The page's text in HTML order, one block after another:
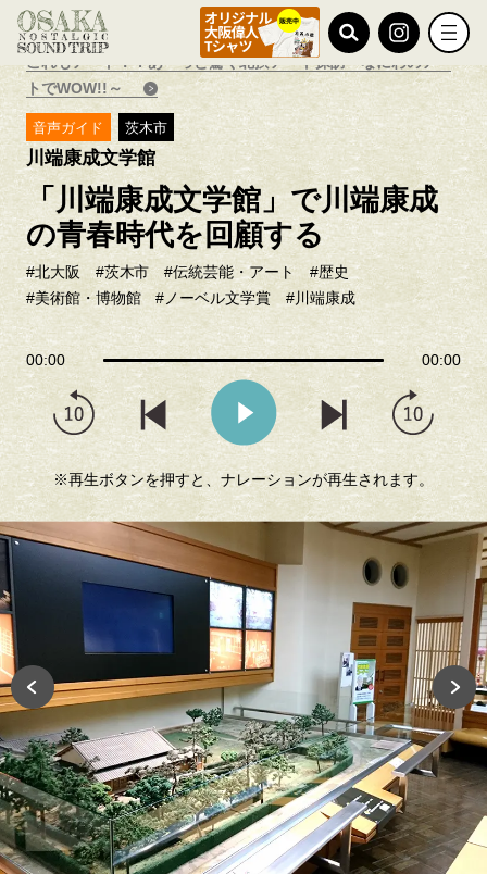
TOP おすすめ特集
これもアート！？あーっと驚く北摂アート探訪～なにわのアー
トでWOW!!～
音声ガイド 茨木市
川端康成文学館
「川端康成文学館」で川端康成
の青春時代を回顧する
#北大阪 #茨木市 #伝統芸能・アート
#歴史
#美術館・博物館
#ノーベル文学賞 #川端康成
00:00 00:00
※再生ボタンを押すと、ナレーションが再生されます。